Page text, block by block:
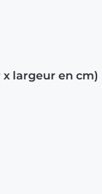
largeur en cm)